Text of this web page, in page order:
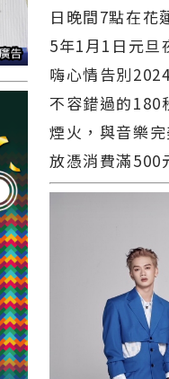
日晚間7點在花
5年1月1日元旦
嗨心情告別
不容錯過的180
煙火，與音樂
放憑消費滿500